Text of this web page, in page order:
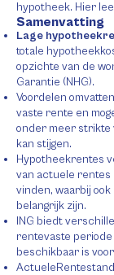
hypotheek. Hier
Samenvatting
Lage
totale
opzichte van de
Garantie (NHG).
Voordelen
vaste rente en
onder meer strikte
kan stijgen.
Hypotheekrentes
van actuele rentes
vinden, waarbij
belangrijk zijn.
ING biedt
rentevaste
beschikbaar is